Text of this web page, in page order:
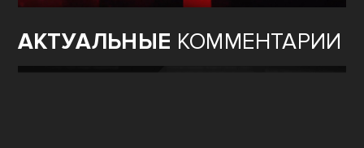
АКТУАЛЬНЫЕ КОММЕНТАРИИ